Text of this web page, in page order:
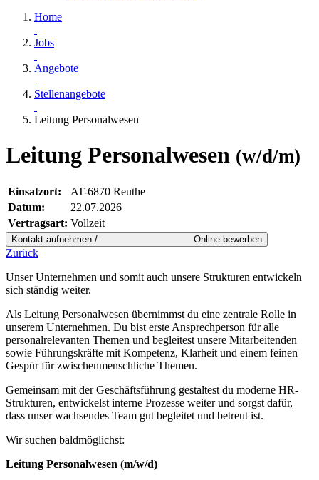
Home
Jobs
Angebote
Stellenangebote
Leitung Personalwesen
Leitung Personalwesen (w/d/m)
Einsatzort:
AT-6870 Reuthe
Datum:
22.07.2026
Vertragsart: Vollzeit
Zurück
Unser Unternehmen und somit auch unsere Strukturen entwickeln
sich ständig weiter.
Als Leitung Personalwesen übernimmst du eine zentrale Rolle in
unserem Unternehmen. Du bist erste Ansprechperson für alle
personalrelevanten Themen und begleitest unsere Mitarbeitenden
sowie Führungskräfte mit Kompetenz, Klarheit und einem feinen
Gespür für zwischenmenschliche Themen.
Gemeinsam mit der Geschäftsführung gestaltest du moderne HR-
Strukturen, entwickelst interne Prozesse weiter und sorgst dafür,
dass unser wachsendes Team gut begleitet und betreut ist.
Wir suchen baldmöglichst:
Leitung Personalwesen (m/w/d)